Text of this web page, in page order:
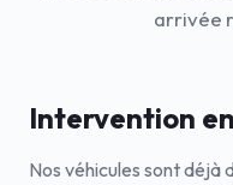
arrivée
Intervention
Nos véhicules sont déjà